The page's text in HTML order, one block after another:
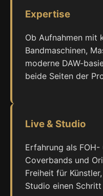
Expertise
Ob Aufnahmen mit
Bandmaschinen,
moderne DAW-
beide Seiten der
Live & Studio
Erfahrung als
Coverbands und
Freiheit für
Studio einen